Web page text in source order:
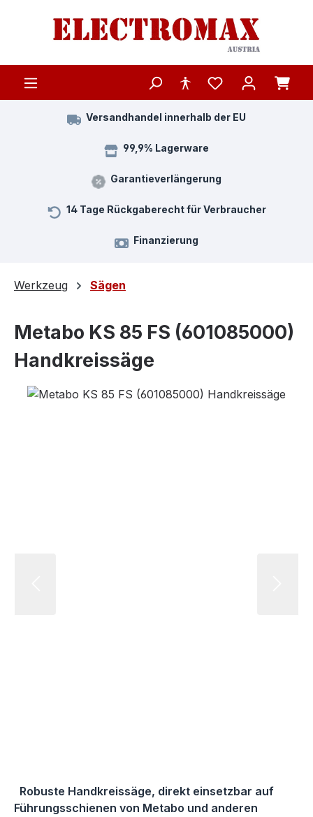
Zum Hauptinhalt springen
Versandhandel innerhalb der EU
99,9% Lagerware
Garantieverlängerung
14 Tage Rückgaberecht für Verbraucher
Finanzierung
Werkzeug Sägen
Metabo KS 85 FS (601085000)
Handkreissäge
Bildergalerie überspringen
Robuste Handkreissäge, direkt einsetzbar auf
Führungsschienen von Metabo und anderen